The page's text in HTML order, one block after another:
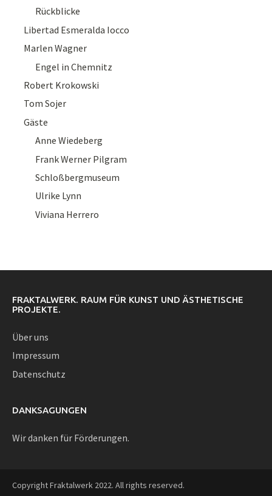
Rückblicke
Libertad Esmeralda Iocco
Marlen Wagner
Engel in Chemnitz
Robert Krokowski
Tom Sojer
Gäste
Anne Wiedeberg
Frank Werner Pilgram
Schloßbergmuseum
Ulrike Lynn
Viviana Herrero
FRAKTALWERK. RAUM FÜR KUNST UND ÄSTHETISCHE
PROJEKTE.
Über uns
Impressum
Datenschutz
DANKSAGUNGEN
Wir danken für Förderungen.
Copyright Fraktalwerk 2022. All rights reserved.